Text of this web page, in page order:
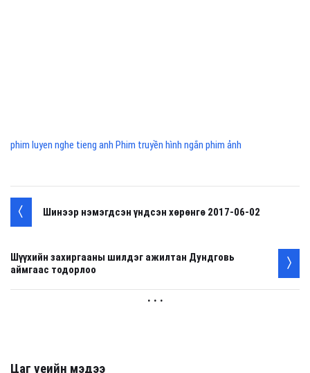
phim luyen nghe tieng anh Phim truyền hình ngắn phim ảnh
Шинээр нэмэгдсэн үндсэн хөрөнгө 2017-06-02
Шүүхийн захиргааны шилдэг ажилтан Дундговь
аймгаас тодорлоо
. . .
Цаг үеийн мэдээ